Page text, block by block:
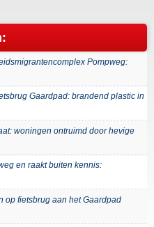
Pompweg:
Gaardpad: brandend plastic in
woningen ontruimd door hevige
en raakt buiten kennis:
op fietsbrug aan het Gaardpad